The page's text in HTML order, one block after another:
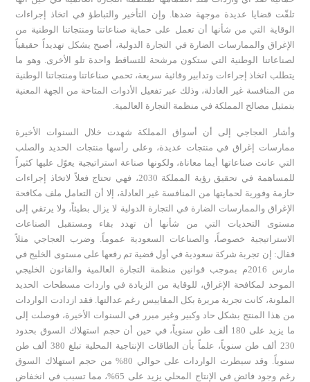
تلقّت قضایا عدیدة موجھة ضدھا. وإن التأخير والتباطؤ في اتخاذ إجراءات
الوقاية التي من شأنها أن تعمل على حماية صناعاتنا ومنتجاتنا الوطنية من
الإغراق والممارسات الضارة في التجارة الدولية، أصبح يشكل تهديداً حقيقياً
لصناعاتنا الوطنية التي ستكون مرشحة للتساقط واحدة تلو الأخرى. وهو ما
يتطلب اتخاذ إجراءات وتدابير وقائية سريعة، تحمي صناعاتنا ومنتجاتنا الوطنية
من المنافسة غير العادلة، وذلك عبر تفعيل الأدوات المتاحة من الجهة المعنية
بتمثيل مصالح المملكة في منظمة التجارة العالمية.
وأشار العجاجي إلى أن أسواق المملكة شهدت خلال السنوات الأخيرة
ممارسات إغراق في منتجات عديدة، وعلى رأسها منتجات الحديد والصلب
التي عانت صناعاتها أيما معاناة، ولكونها صناعة استراتيجية يعوّل عليها كثيراً
للمساهمة في تحقيق رؤية المملكة 2030، فهي تحتاج فعلاً لاتخاذ إجراءات
حازمة وفورية لحمايتها من المنافسة غير العادلة، إلا أن التعامل ملف مكافحة
الإغراق والممارسات الضارة في التجارة الدولية لا يزال بطيئاً، ولا يرتقي إلى
مستوى التحديات التي من شأنها أن تهدد بقاء ومستقبل الصناعات
الاستراتيجية خصوصاً، والصناعات السعودية عموماً. وضرب العجاجي مثلاً
فقال: إن تجربة شركة سعودية في أول قضية تم رفعها على مستوى الخليج في
مارس 2016م بموجب قوانين منظمة التجارة العالمية والقانون الخليجي
الموحد لمكافحة الإغراق، للوقاية من الزيادة في واردات مسطحات الحديد
الملونة، كانت تجربة مريرة بكل المقاييس رغم عدالتها. فقد ازدادت الواردات
من هذا المنتج بشكل حاد وكبير وغير مبرر في السنوات الأخيرة، فوصلت إلى
ما يزيد على 180 ألف طن سنوياً، في حين أن حجم استهلاك السوق بحدود
230 ألف طن سنوياً، علماً بأن الطاقات الإنتاجية المحلية تبلغ 380 ألف طن
سنوياً. وقد سيطرت الواردات على حوالي 80% من حجم استهلاك السوق
رغم وجود فائض في الإنتاج المحلي يزيد على 65%، مما تسبب في انخفاض